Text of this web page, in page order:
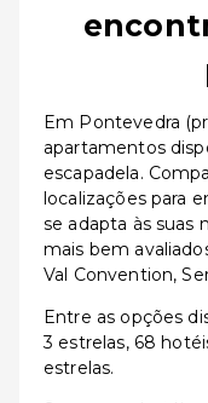
Em Pontevedra
apartamentos
escapadela.
localizações para
se adapta às suas
mais bem
Val Convention,
Entre as opções
3 estrelas, 68
estrelas.